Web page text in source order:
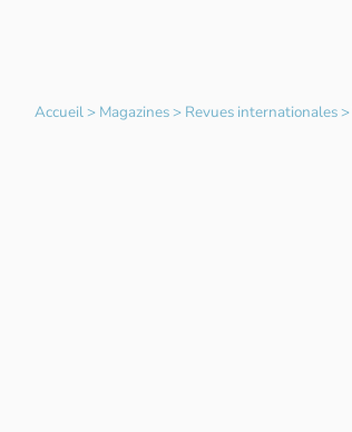
Accueil> Magazines> Revues internationales>